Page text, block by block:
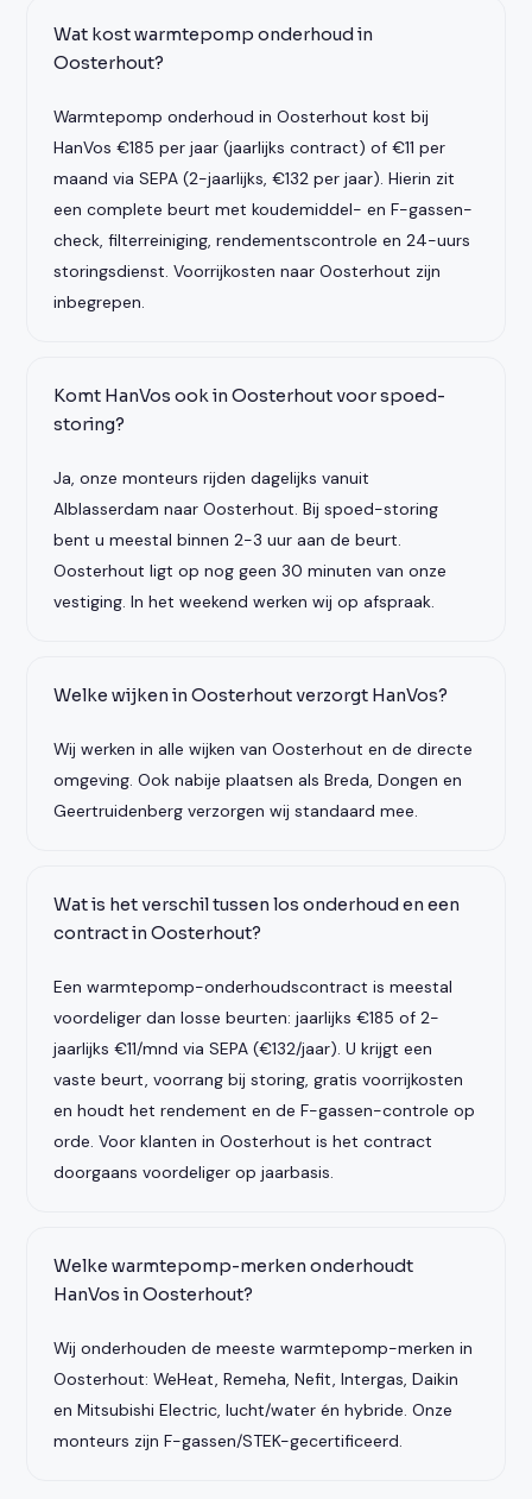
Wat kost warmtepomp onderhoud in
Oosterhout?
Warmtepomp onderhoud in Oosterhout kost bij
HanVos €185 per jaar (jaarlijks contract) of €11 per
maand via SEPA (2-jaarlijks, €132 per jaar). Hierin zit
een complete beurt met koudemiddel- en F-gassen-
check, filterreiniging, rendementscontrole en 24-uurs
storingsdienst. Voorrijkosten naar Oosterhout zijn
inbegrepen.
Komt HanVos ook in Oosterhout voor spoed-
storing?
Ja, onze monteurs rijden dagelijks vanuit
Alblasserdam naar Oosterhout. Bij spoed-storing
bent u meestal binnen 2-3 uur aan de beurt.
Oosterhout ligt op nog geen 30 minuten van onze
vestiging. In het weekend werken wij op afspraak.
Welke wijken in Oosterhout verzorgt HanVos?
Wij werken in alle wijken van Oosterhout en de directe
omgeving. Ook nabije plaatsen als Breda, Dongen en
Geertruidenberg verzorgen wij standaard mee.
Wat is het verschil tussen los onderhoud en een
contract in Oosterhout?
Een warmtepomp-onderhoudscontract is meestal
voordeliger dan losse beurten: jaarlijks €185 of 2-
jaarlijks €11/mnd via SEPA (€132/jaar). U krijgt een
vaste beurt, voorrang bij storing, gratis voorrijkosten
en houdt het rendement en de F-gassen-controle op
orde. Voor klanten in Oosterhout is het contract
doorgaans voordeliger op jaarbasis.
Welke warmtepomp-merken onderhoudt
HanVos in Oosterhout?
Wij onderhouden de meeste warmtepomp-merken in
Oosterhout: WeHeat, Remeha, Nefit, Intergas, Daikin
en Mitsubishi Electric, lucht/water én hybride. Onze
monteurs zijn F-gassen/STEK-gecertificeerd.